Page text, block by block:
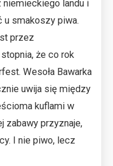
niemieckiego landu i
u smakoszy piwa.
przez
że co rok
Wesoła Bawarka
uwija się między
kuflami w
zabawy przyznaje,
I nie piwo, lecz